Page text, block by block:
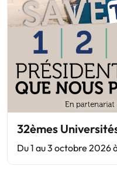
32èmes
Du 1 au 3 octobre 2026